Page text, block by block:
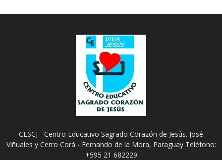
CESCJ - Centro Educativo Sagrado Corazón de Jesús. José
Viñuales y Cerro Corá - Fernando de la Mora, Paraguay Teléfono:
+595 21 682229